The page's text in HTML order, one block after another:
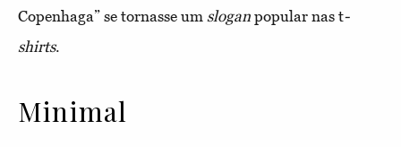
Copenhaga” se tornasse um slogan popular nas t-
shirts.
Minimal